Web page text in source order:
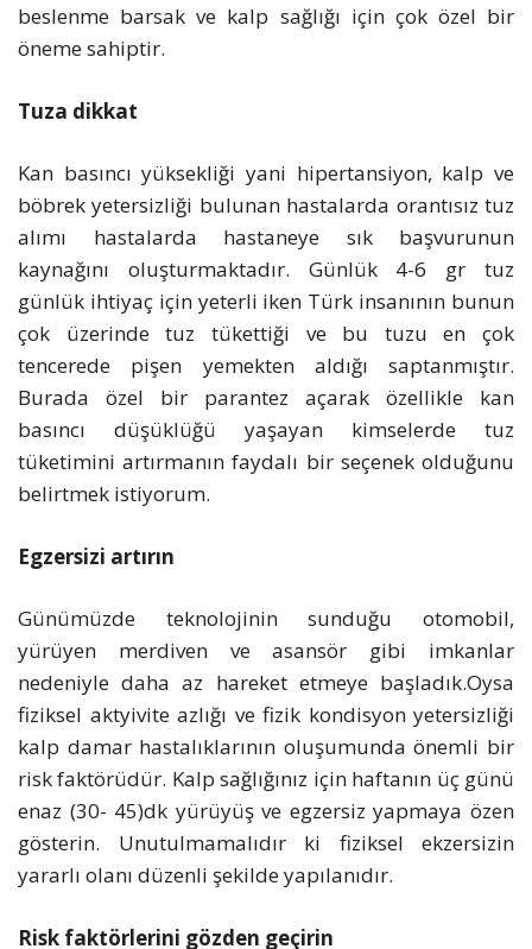
beslenme barsak ve kalp sağlığı için çok özel bir
öneme sahiptir.
Tuza dikkat
Kan basıncı yüksekliği yani hipertansiyon, kalp ve
böbrek yetersizliği bulunan hastalarda orantısız tuz
alımı hastalarda hastaneye sık başvurunun
kaynağını oluşturmaktadır. Günlük 4-6 gr tuz
günlük ihtiyaç için yeterli iken Türk insanının bunun
çok üzerinde tuz tükettiği ve bu tuzu en çok
tencerede pişen yemekten aldığı saptanmıştır.
Burada özel bir parantez açarak özellikle kan
basıncı düşüklüğü yaşayan kimselerde tuz
tüketimini artırmanın faydalı bir seçenek olduğunu
belirtmek istiyorum.
Egzersizi artırın
Günümüzde teknolojinin sunduğu otomobil,
yürüyen merdiven ve asansör gibi imkanlar
nedeniyle daha az hareket etmeye başladık.Oysa
fiziksel aktyivite azlığı ve fizik kondisyon yetersizliği
kalp damar hastalıklarının oluşumunda önemli bir
risk faktörüdür. Kalp sağlığınız için haftanın üç günü
enaz (30- 45)dk yürüyüş ve egzersiz yapmaya özen
gösterin. Unutulmamalıdır ki fiziksel ekzersizin
yararlı olanı düzenli şekilde yapılanıdır.
Risk faktörlerini gözden geçirin